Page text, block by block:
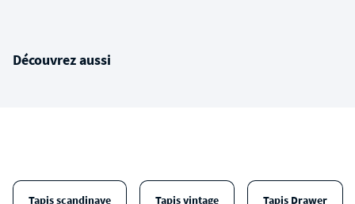
Découvrez aussi
Tapis scandinave Tapis vintage Tapis Drawer